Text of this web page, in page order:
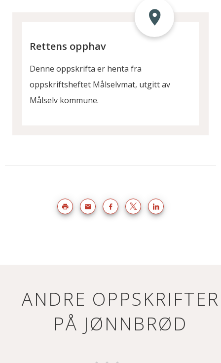
Rettens opphav
Denne oppskrifta er henta fra
oppskriftsheftet Målselvmat, utgitt av
Målselv kommune.
ANDRE OPPSKRIFTER
PÅ JØNNBRØD